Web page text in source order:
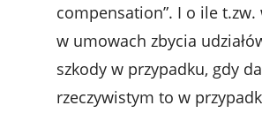
compensation”. I o ile
w umowach zbycia
szkody w przypadku, gdy
rzeczywistym to w